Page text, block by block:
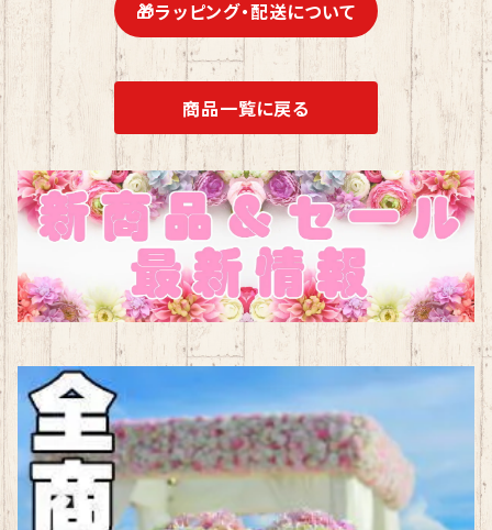
🎁ラッピング・配送について
商品一覧に戻る